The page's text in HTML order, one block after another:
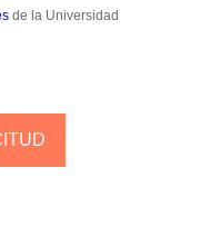
de la Universidad